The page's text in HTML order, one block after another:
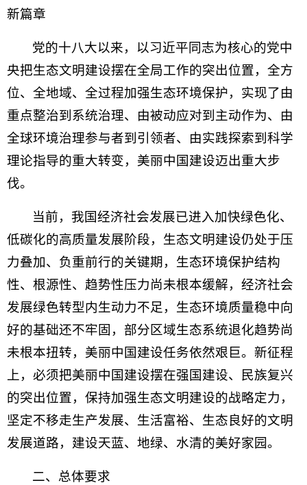
新篇章
党的十八大以来，以习近平同志为核心的党中
央把生态文明建设摆在全局工作的突出位置，全方
位、全地域、全过程加强生态环境保护，实现了由
重点整治到系统治理、由被动应对到主动作为、由
全球环境治理参与者到引领者、由实践探索到科学
理论指导的重大转变，美丽中国建设迈出重大步
伐。
当前，我国经济社会发展已进入加快绿色化、
低碳化的高质量发展阶段，生态文明建设仍处于压
力叠加、负重前行的关键期，生态环境保护结构
性、根源性、趋势性压力尚未根本缓解，经济社会
发展绿色转型内生动力不足，生态环境质量稳中向
好的基础还不牢固，部分区域生态系统退化趋势尚
未根本扭转，美丽中国建设任务依然艰巨。新征程
上，必须把美丽中国建设摆在强国建设、民族复兴
的突出位置，保持加强生态文明建设的战略定力，
坚定不移走生产发展、生活富裕、生态良好的文明
发展道路，建设天蓝、地绿、水清的美好家园。
二、总体要求